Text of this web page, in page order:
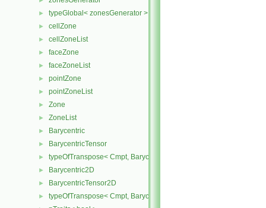
► typeGlobal< zonesGenerator >
► cellZone
► cellZoneList
► faceZone
► faceZoneList
► pointZone
► pointZoneList
► Zone
► ZoneList
► Barycentric
► BarycentricTensor
► typeOfTranspose< Cmpt, BarycentricTensor< Cmpt > >
► Barycentric2D
► BarycentricTensor2D
► typeOfTranspose< Cmpt, BarycentricTensor2D< Cmpt > >